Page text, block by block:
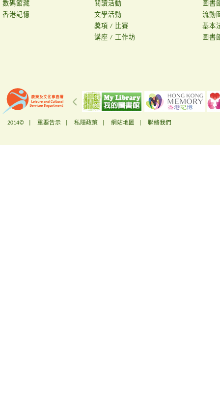
數碼館藏
香港記憶
閱讀活動
文學活動
獎項 / 比賽
講座 / 工作坊
圖書
流動
基本
圖書
2014© | 重要告示 私隱政策 網站地圖 聯絡我們